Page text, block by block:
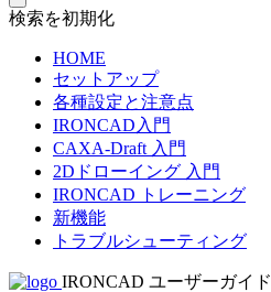
検索を初期化
HOME
セットアップ
各種設定と注意点
IRONCAD入門
CAXA-Draft 入門
2Dドローイング 入門
IRONCAD トレーニング
新機能
トラブルシューティング
IRONCAD ユーザーガイド